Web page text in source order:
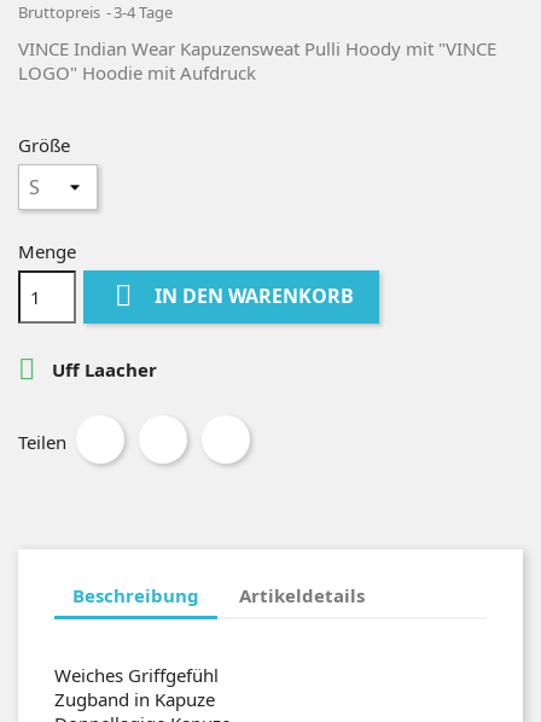
Bruttopreis 3-4 Tage
VINCE Indian Wear Kapuzensweat Pulli Hoody mit "VINCE
LOGO" Hoodie mit Aufdruck
Größe
Menge
 IN DEN WARENKORB
 Uff Laacher
Teilen
Beschreibung Artikeldetails
Weiches Griffgefühl
Zugband in Kapuze